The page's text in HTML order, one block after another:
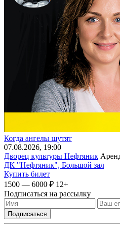
Когда ангелы шутят
07.08.2026, 19:00
Дворец культуры Нефтяник
ДК "Нефтяник", Большой зал
Купить билет
1500 — 6000 ₽ 12+
Подписаться на рассылку